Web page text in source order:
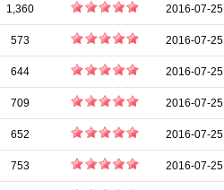
1,360 2016-07-25
573 2016-07-25
644 2016-07-25
709 2016-07-25
652 2016-07-25
753 2016-07-25